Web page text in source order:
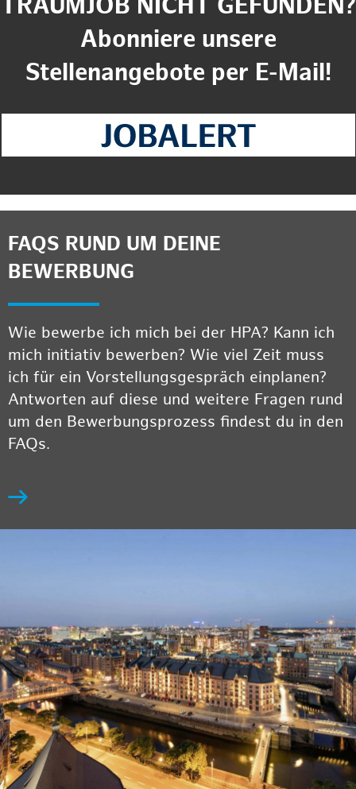
TRAUMJOB NICHT GEFUNDEN?
Abonniere unsere
Stellenangebote per E-Mail!
FAQS RUND UM DEINE
BEWERBUNG
Wie bewerbe ich mich bei der HPA? Kann ich
mich initiativ bewerben? Wie viel Zeit muss
ich für ein Vorstellungsgespräch einplanen?
Antworten auf diese und weitere Fragen rund
um den Bewerbungsprozess findest du in den
FAQs.